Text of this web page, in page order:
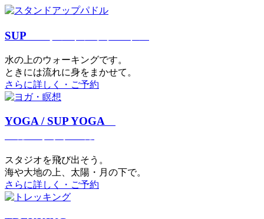
SUP
⽔の上のウォーキングです。
ときには流れに身をまかせて。
さらに詳しく・ご予約
YOGA / SUP YOGA
スタジオを⾶び出そう。
海や大地の上、太陽・⽉の下で。
さらに詳しく・ご予約